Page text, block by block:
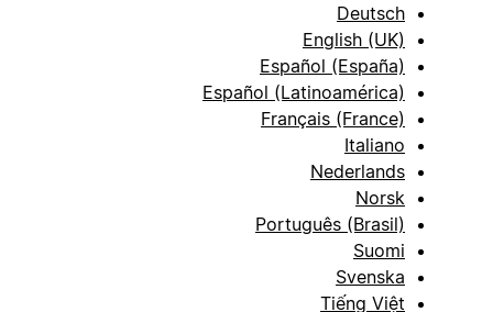
Deutsch
English (UK)
Español (España)
Español (Latinoamérica)
Français (France)
Italiano
Nederlands
Norsk
Português (Brasil)
Suomi
Svenska
Tiếng Việt